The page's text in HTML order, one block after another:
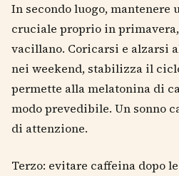
In secondo luogo, mantenere
cruciale proprio in
vacillano. Coricarsi e alzarsi
nei weekend, stabilizza il
permette alla melatonina di
modo prevedibile. Un sonno
di attenzione.
Terzo: evitare caffeina dopo